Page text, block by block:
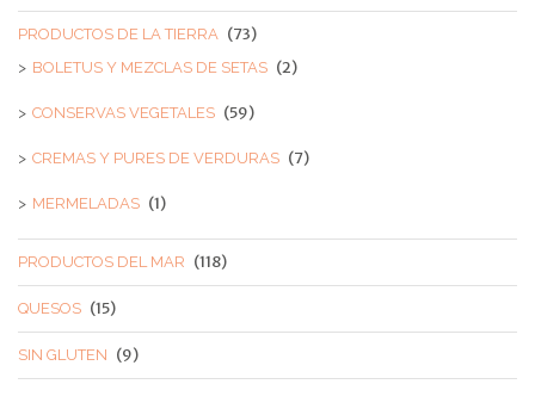
PRODUCTOS DE LA TIERRA (73)
BOLETUS Y MEZCLAS DE SETAS (2)
CONSERVAS VEGETALES (59)
CREMAS Y PURES DE VERDURAS (7)
MERMELADAS (1)
PRODUCTOS DEL MAR (118)
QUESOS (15)
SIN GLUTEN (9)